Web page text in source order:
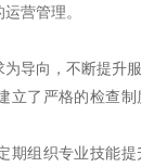
营管理。
导向，不断提升服
立了严格的检查
期组织专业技能